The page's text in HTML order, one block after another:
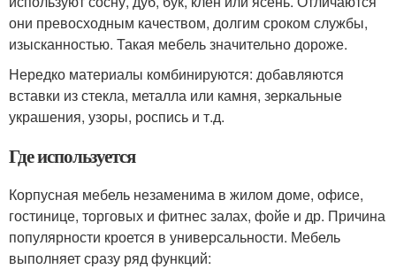
они превосходным качеством, долгим сроком службы,
изысканностью. Такая мебель значительно дороже.
Нередко материалы комбинируются: добавляются
вставки из стекла, металла или камня, зеркальные
украшения, узоры, роспись и т.д.
Где используется
Корпусная мебель незаменима в жилом доме, офисе,
гостинице, торговых и фитнес залах, фойе и др. Причина
популярности кроется в универсальности. Мебель
выполняет сразу ряд функций: